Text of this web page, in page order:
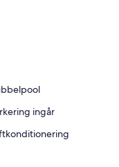
med öppettider 07.00
ingår